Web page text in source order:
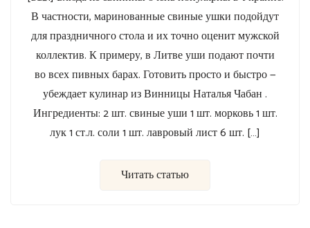
В частности, маринованные свиные ушки подойдут
для праздничного стола и их точно оценит мужской
коллектив. К примеру, в Литве уши подают почти
во всех пивных барах. Готовить просто и быстро —
убеждает кулинар из Винницы Наталья Чабан .
Ингредиенты: 2 шт. свиные уши 1 шт. морковь 1 шт.
лук 1 ст.л. соли 1 шт. лавровый лист 6 шт. […]
Читать статью